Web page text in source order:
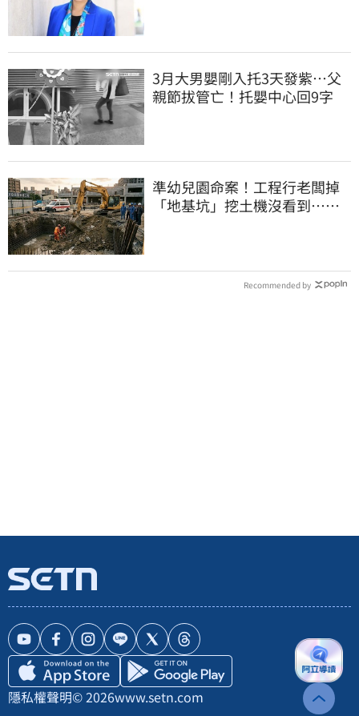
3月大男嬰剛入托3天發紫…父
親節拔管亡！托嬰中心回9字
準幼兒園命案！工程行老闆掉
「地基坑」挖土機沒看到…下
Recommended by
隱私權聲明© 2026www.setn.com